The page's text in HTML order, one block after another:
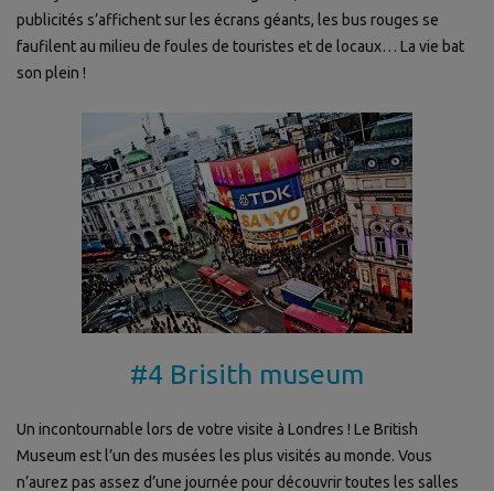
publicités s’affichent sur les écrans géants, les bus rouges se
faufilent au milieu de foules de touristes et de locaux… La vie bat
son plein !
#4 Brisith museum
Un incontournable lors de votre visite à Londres ! Le British
Museum est l’un des musées les plus visités au monde. Vous
n’aurez pas assez d’une journée pour découvrir toutes les salles